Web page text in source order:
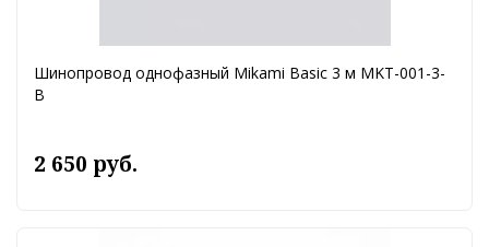
Шинопровод однофазный Mikami Basic 3 м MKT-001-3-
B
2 650 руб.